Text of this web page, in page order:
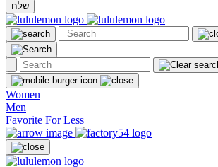
שלח
Women
Men
Favorite For Less